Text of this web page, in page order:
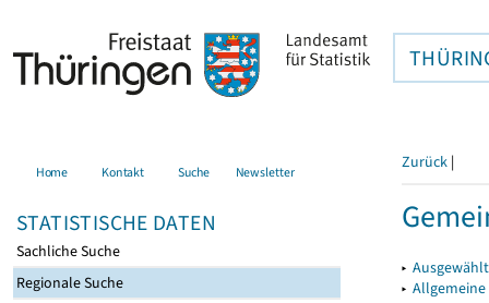
Home Kontakt Suche Newsletter
STATISTISCHE DATEN
Sachliche Suche
Regionale Suche
Zurück |
▸
▸